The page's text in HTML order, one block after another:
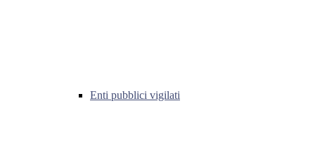
Enti pubblici vigilati